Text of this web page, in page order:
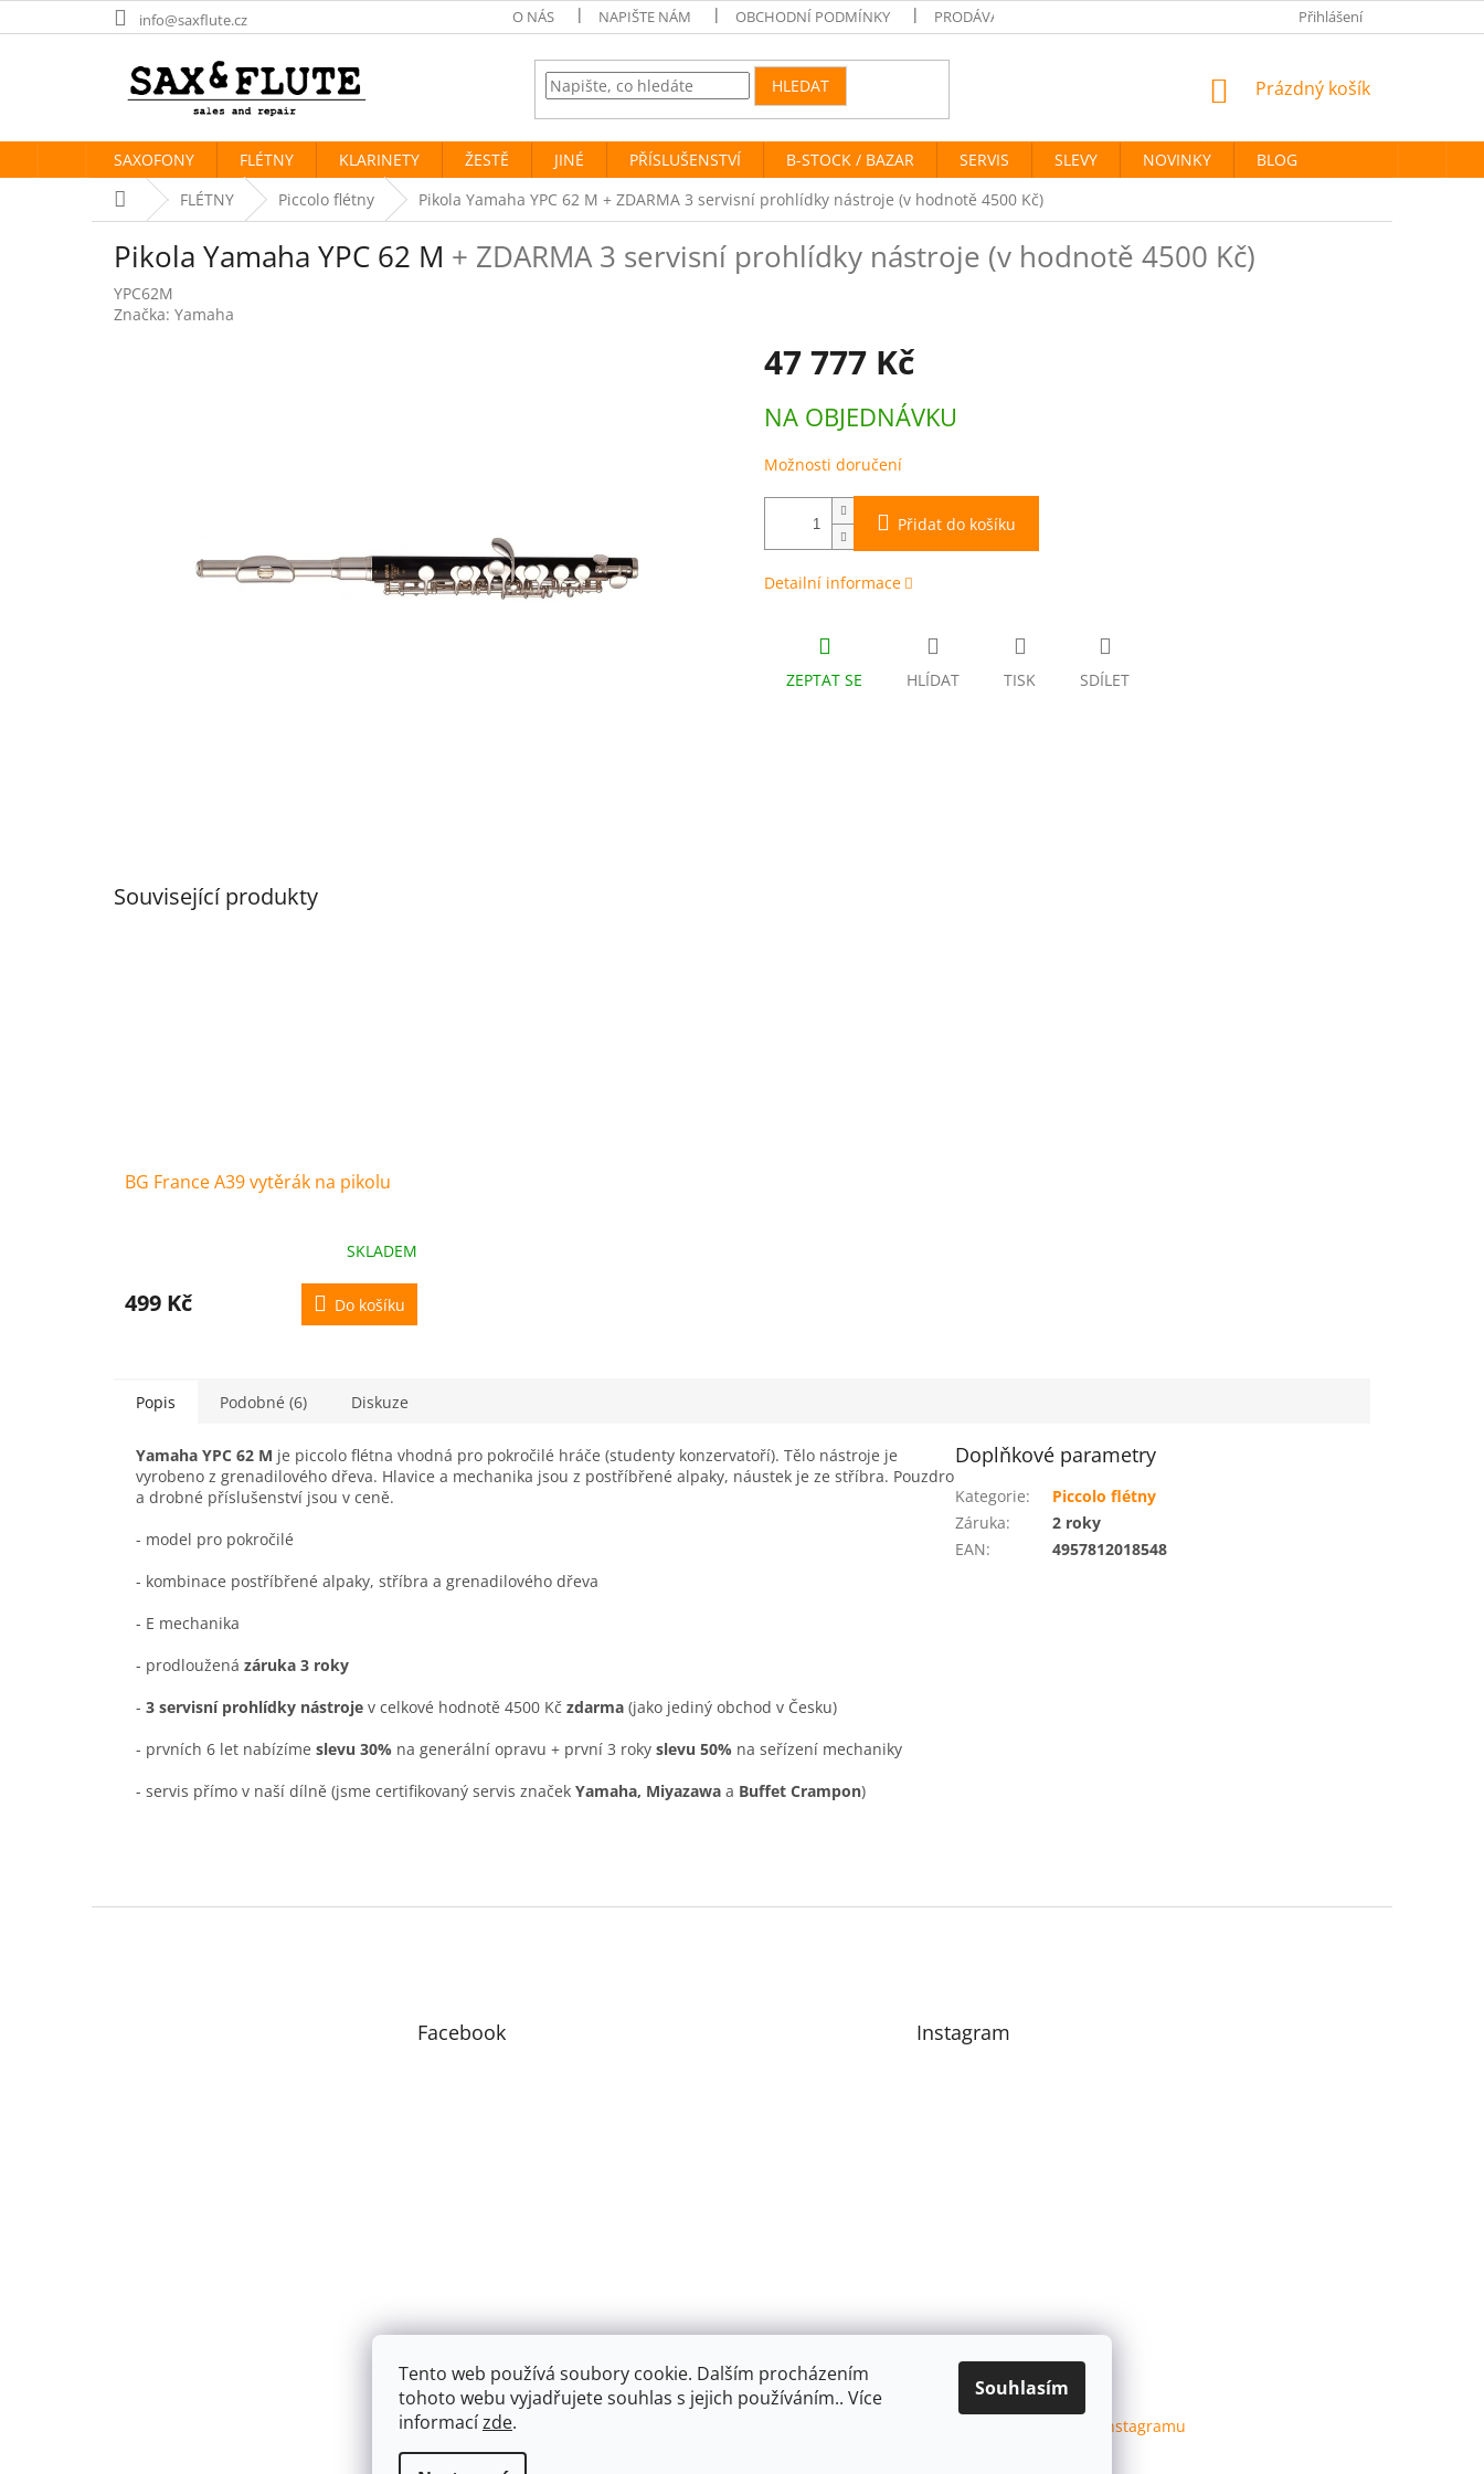
Tento web používá soubory cookie. Dalším procházením
tohoto webu vyjadřujete souhlas s jejich používáním.. Více
informacízde.
Souhlasím
na
info@saxflute.cz O NÁS NAPIŠTE NÁM OBCHODNÍ PODMÍNKY PRODÁVANÉ ZNAČKY PODMÍNKY OCHRANY OSOBNÍCH ÚDAJŮ
Přihlášení
HLEDAT
NÁKUPNÍ
Prázdný košík
SAXOFONY FLÉTNY KLARINETY ŽESTĚ JINÉ PŘÍSLUŠENSTVÍ B-STOCK / BAZAR SERVIS SLEVY NOVINKY
BLOG
Domů FLÉTNY Piccolo flétny Pikola Yamaha YPC 62 M + ZDARMA 3 servisní prohlídky nástroje (v hodnotě 4500 Kč)
Pikola Yamaha YPC 62 M + ZDARMA 3 servisní prohlídky nástroje (v hodnotě 4500 Kč)
YPC62M
Značka: Yamaha
47 777 Kč
cena:
NA OBJEDNÁVKU
Možnosti doručení
Přidat do košíku
Detailní informace
TISK
ZEPTAT SE HLÍDAT SDÍLET
Související produkty
BG France A39 vytěrák na pikolu
SKLADEM
499 Kč Do košíku
Popis Podobné (6) Diskuze
Yamaha YPC 62 M je piccolo flétna vhodná pro pokročilé hráče (studenty konzervatoří). Tělo nástroje je
vyrobeno z grenadilového dřeva. Hlavice a mechanika jsou z postříbřené alpaky, náustek je ze stříbra. Pouzdro
a drobné příslušenství jsou v ceně.
- model pro pokročilé
- kombinace postříbřené alpaky, stříbra a grenadilového dřeva
- E mechanika
- prodloužená záruka 3 roky
- 3 servisní prohlídky nástroje v celkové hodnotě 4500 Kč zdarma (jako jediný obchod v Česku)
- prvních 6 let nabízíme slevu 30% na generální opravu + první 3 roky slevu 50% na seřízení mechaniky
- servis přímo v naší dílně (jsme certifikovaný servis značek Yamaha, Miyazawa a Buffet Crampon)
Doplňkové parametry
Kategorie:
Piccolo flétny
Záruka:
2 roky
EAN: 4957812018548
Facebook Instagram
Sledovat na Instagramu